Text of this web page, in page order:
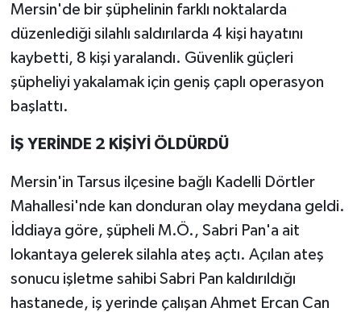
Mersin'de bir şüphelinin farklı noktalarda
düzenlediği silahlı saldırılarda 4 kişi hayatını
kaybetti, 8 kişi yaralandı. Güvenlik güçleri
şüpheliyi yakalamak için geniş çaplı operasyon
başlattı.
İŞ YERİNDE 2 KİŞİYİ ÖLDÜRDÜ
Mersin'in Tarsus ilçesine bağlı Kadelli Dörtler
Mahallesi'nde kan donduran olay meydana geldi.
İddiaya göre, şüpheli M.Ö., Sabri Pan'a ait
lokantaya gelerek silahla ateş açtı. Açılan ateş
sonucu işletme sahibi Sabri Pan kaldırıldığı
hastanede, iş yerinde çalışan Ahmet Ercan Can